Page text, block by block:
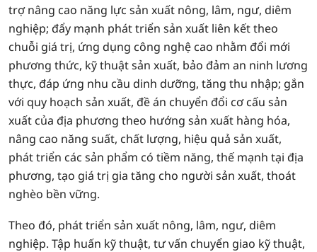
trợ nâng cao năng lực sản xuất nông, lâm, ngư, diêm
nghiệp; đẩy mạnh phát triển sản xuất liên kết theo
chuỗi giá trị, ứng dụng công nghệ cao nhằm đổi mới
phương thức, kỹ thuật sản xuất, bảo đảm an ninh lương
thực, đáp ứng nhu cầu dinh dưỡng, tăng thu nhập; gắn
với quy hoạch sản xuất, đề án chuyển đổi cơ cấu sản
xuất của địa phương theo hướng sản xuất hàng hóa,
nâng cao năng suất, chất lượng, hiệu quả sản xuất,
phát triển các sản phẩm có tiềm năng, thế mạnh tại địa
phương, tạo giá trị gia tăng cho người sản xuất, thoát
nghèo bền vững.
Theo đó, phát triển sản xuất nông, lâm, ngư, diêm
nghiệp. Tập huấn kỹ thuật, tư vấn chuyển giao kỹ thuật,